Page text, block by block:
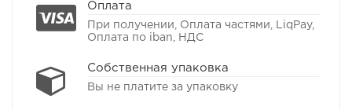
Оплата
При получении, Оплата частями, LiqPay,
Оплата по iban, НДС
Собственная упаковка
Вы не платите за упаковку